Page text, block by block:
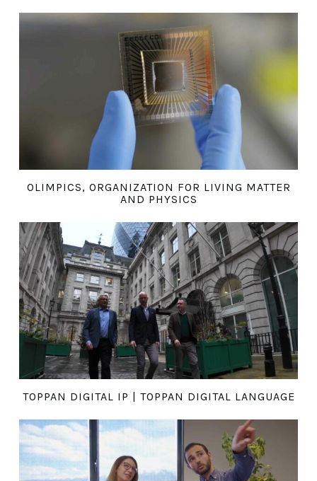
OLIMPICS, ORGANIZATION FOR LIVING MATTER
AND PHYSICS
TOPPAN DIGITAL IP | TOPPAN DIGITAL LANGUAGE